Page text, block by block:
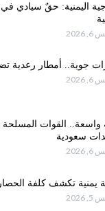
اليمنية: حقٌ سيادي
جوية.. أمطار رعدية
واسعة.. القوات المسلحة
سعودية
يمنية تكشف كلفة الحصار